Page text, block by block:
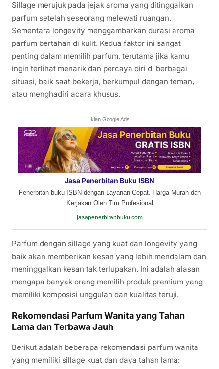
Sillage merujuk pada jejak aroma yang ditinggalkan
parfum setelah seseorang melewati ruangan.
Sementara longevity menggambarkan durasi aroma
parfum bertahan di kulit. Kedua faktor ini sangat
penting dalam memilih parfum, terutama jika kamu
ingin terlihat menarik dan percaya diri di berbagai
situasi, baik saat bekerja, berkumpul dengan teman,
atau menghadiri acara khusus.
Iklan Google Ads
Jasa Penerbitan Buku ISBN
Penerbitan buku ISBN dengan Layanan Cepat, Harga Murah dan
Kerjakan Oleh Tim Profesional
jasapenerbitanbuku.com
Parfum dengan sillage yang kuat dan longevity yang
baik akan memberikan kesan yang lebih mendalam dan
meninggalkan kesan tak terlupakan. Ini adalah alasan
mengapa banyak orang memilih produk premium yang
memiliki komposisi unggulan dan kualitas teruji.
Rekomendasi Parfum Wanita yang Tahan
Lama dan Terbawa Jauh
Berikut adalah beberapa rekomendasi parfum wanita
yang memiliki sillage kuat dan daya tahan lama: